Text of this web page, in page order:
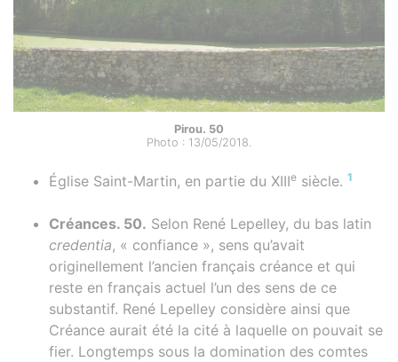
Pirou. 50
Photo : 13/05/2018.
Église Saint-Martin, en partie du XIIIe siècle. 1
Créances. 50. Selon René Lepelley, du bas latin
credentia, « confiance », sens qu’avait
originellement l’ancien français créance et qui
reste en français actuel l’un des sens de ce
substantif. René Lepelley considère ainsi que
Créance aurait été la cité à laquelle on pouvait se
fier. Longtemps sous la domination des comtes